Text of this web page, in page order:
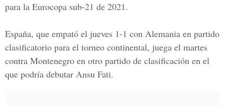
para la Eurocopa sub-21 de 2021.
España, que empató el jueves 1-1 con Alemania en partido
clasificatorio para el torneo continental, juega el martes
contra Montenegro en otro partido de clasificación en el
que podría debutar Ansu Fati.